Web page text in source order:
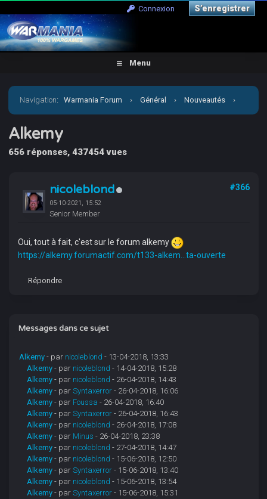
Connexion S’enregistrer
Menu
Navigation:Warmania Forum › Général › Nouveautés ›
Alkemy
Alkemy
656 réponses, 437454 vues
nicoleblond
05-10-2021, 15:52
Senior Member
#366
Oui, tout à fait, c'est sur le forum alkemy
https://alkemy.forumactif.com/t133-alkem...ta-ouverte
Répondre
Messages dans ce sujet
Alkemy - par nicoleblond - 13-04-2018, 13:33
Alkemy - par nicoleblond - 14-04-2018, 15:28
Alkemy - par nicoleblond - 26-04-2018, 14:43
Alkemy - parSyntaxerror - 26-04-2018, 16:06
Alkemy - par Foussa - 26-04-2018, 16:40
Alkemy - parSyntaxerror - 26-04-2018, 16:43
Alkemy - par nicoleblond - 26-04-2018, 17:08
Alkemy - par Minus - 26-04-2018, 23:38
Alkemy - par nicoleblond - 27-04-2018, 14:47
Alkemy - par nicoleblond - 15-06-2018, 12:50
Alkemy - parSyntaxerror - 15-06-2018, 13:40
Alkemy - par nicoleblond - 15-06-2018, 13:54
Alkemy - parSyntaxerror - 15-06-2018, 15:31